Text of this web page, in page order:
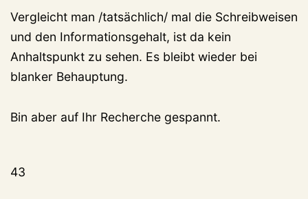
Vergleicht man /tatsächlich/ mal die Schreibweisen
und den Informationsgehalt, ist da kein
Anhaltspunkt zu sehen. Es bleibt wieder bei
blanker Behauptung.
Bin aber auf Ihr Recherche gespannt.
43